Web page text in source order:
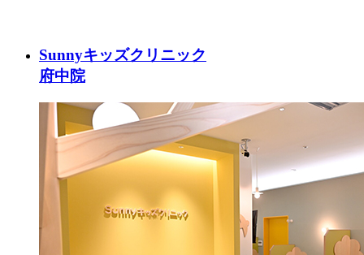
Sunnyキッズクリニック
府中院